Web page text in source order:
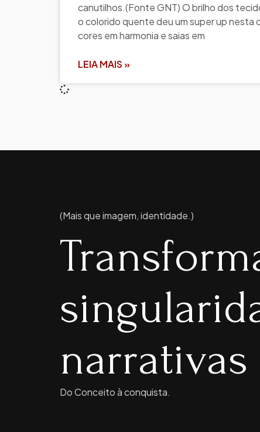
canutilhos.(Fonte GNT) O brilho dos
o colorido quente deu um super up nesta
cores em harmonia e saias em
LEIA MAIS »
(Mais que imagem, identidade.)
Do Conceito à conquista.